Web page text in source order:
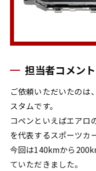
担当者コメント
ご依頼いただいたのは
スタムです。
コペンといえばエアロ
を代表するスポーツカ
今回は140kmから
ていただきました。